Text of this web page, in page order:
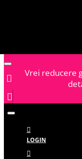
Vrei reducere
LOGIN